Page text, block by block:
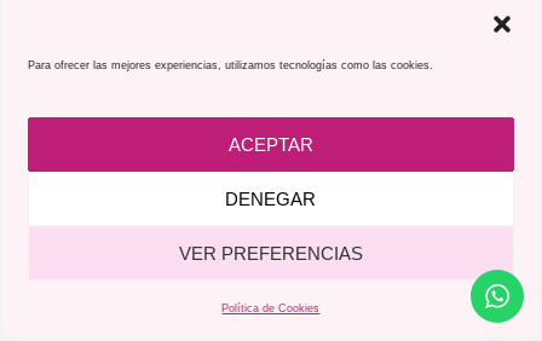
Para ofrecer las mejores experiencias, utilizamos tecnologías como las cookies.
ACEPTAR
DENEGAR
VER PREFERENCIAS
Política de Cookies